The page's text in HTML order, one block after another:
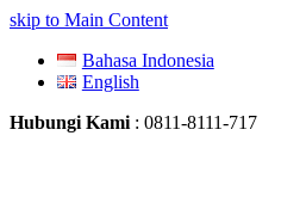
skip to Main Content
Bahasa Indonesia
English
Hubungi Kami : 0811-8111-717